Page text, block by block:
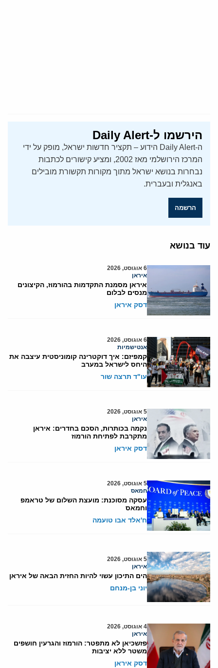
הירשמו ל-Daily Alert
ה-Daily Alert הידוע – תקציר חדשות ישראל, מופק על ידי
המרכז הירושלמי מאז 2002, ומציע קישורים לכתבות
נבחרות בנושא ישראל מתוך מקורות תקשורת מובילים
באנגלית ובעברית.
הרשמה
עוד בנושא
6 אוגוסט, 2026
איראן
איראן מסמנת התקדמות בהורמוז, הקיצונים
מנסים לבלום
דסק איראן
6 אוגוסט, 2026
אנטישמיות
קמפיזם: איך דוקטרינה קומוניסטית עיצבה את
היחס לישראל במערב
עו"ד תרצה שור
5 אוגוסט, 2026
איראן
נקמה בכותרות, הסכם בחדרים: איראן
מתקרבת לפתיחת הורמוז
דסק איראן
5 אוגוסט, 2026
חמאס
עסקה מסוכנת: מועצת השלום של טראמפ
וחמאס
ח'אלד אבו טועמה
5 אוגוסט, 2026
איראן
הים התיכון עשוי להיות החזית הבאה של איראן
יוני בן-מנחם
4 אוגוסט, 2026
איראן
פזשכיאן לא מתפטר: הורמוז והגרעין חושפים
משטר ללא יציבות
דסק איראן